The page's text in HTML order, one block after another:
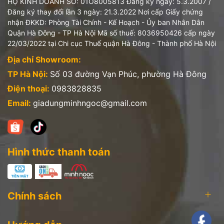
Đăng ký thay đổi lần 3 ngày: 21.3.2022 Nơi cấp Giấy chứng
nhận ĐKKD: Phòng Tài Chính - Kế Hoạch - Ủy ban Nhân Dân
Quận Hà Đông - TP Hà Nội Mã số thuế: 8036950426 cấp ngày
22/03/2022 tại Chi cục Thuế quận Hà Đông - Thành phố Hà Nội
Địa chỉ Showroom:
TP Hà Nội: Số 03 đường Vạn Phúc, phường Hà Đông
Điện thoại: 0983828835
Email: giadungminhngoc@gmail.com
Hình thức thanh toán
Chính sách